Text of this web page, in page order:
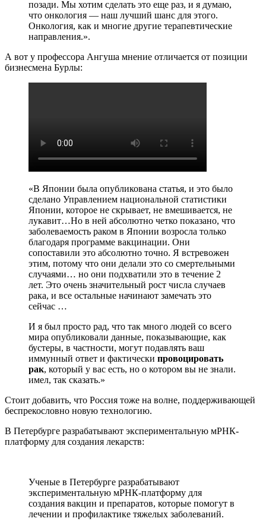
позади. Мы хотим сделать это еще раз, и я думаю,
что онкология — наш лучший шанс для этого.
Онкология, как и многие другие терапевтические
направления.».
А вот у профессора Ангуша мнение отличается от позиции
бизнесмена Бурлы:
«В Японии была опубликована статья, и это было
сделано Управлением национальной статистики
Японии, которое не скрывает, не вмешивается, не
лукавит…Но в ней абсолютно четко показано, что
заболеваемость раком в Японии возросла только
благодаря программе вакцинации. Они
сопоставили это абсолютно точно. Я встревожен
этим, потому что они делали это со смертельными
случаями… но они подхватили это в течение 2
лет. Это очень значительный рост числа случаев
рака, и все остальные начинают замечать это
сейчас …
И я был просто рад, что так много людей со всего
мира опубликовали данные, показывающие, как
бустеры, в частности, могут подавлять ваш
иммунный ответ и фактически провоцировать
рак, который у вас есть, но о котором вы не знали.
имел, так сказать.»
Стоит добавить, что Россия тоже на волне, поддерживающей
беспрекословно новую технологию.
В Петербурге разрабатывают экспериментальную мРНК-
платформу для создания лекарств:
Ученые в Петербурге разрабатывают
экспериментальную мРНК-платформу для
создания вакцин и препаратов, которые помогут в
лечении и профилактике тяжелых заболеваний.